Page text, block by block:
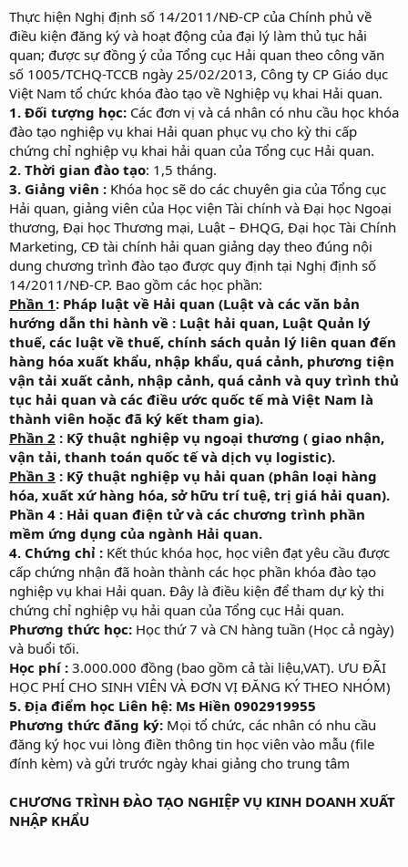
Thực hiện Nghị định số 14/2011/NĐ-CP của Chính phủ về
điều kiện đăng ký và hoạt động của đại lý làm thủ tục hải
quan; được sự đồng ý của Tổng cục Hải quan theo công văn
số 1005/TCHQ-TCCB ngày 25/02/2013, Công ty CP Giáo dục
Việt Nam tổ chức khóa đào tạo về Nghiệp vụ khai Hải quan.
1. Đối tượng học: Các đơn vị và cá nhân có nhu cầu học khóa
đào tạo nghiệp vụ khai Hải quan phục vụ cho kỳ thi cấp
chứng chỉ nghiệp vụ khai hải quan của Tổng cục Hải quan.
2. Thời gian đào tạo: 1,5 tháng.
3. Giảng viên : Khóa học sẽ do các chuyên gia của Tổng cục
Hải quan, giảng viên của Học viện Tài chính và Đại học Ngoại
thương, Đại học Thương mại, Luật – ĐHQG, Đại học Tài Chính
Marketing, CĐ tài chính hải quan giảng dạy theo đúng nội
dung chương trình đào tạo được quy định tại Nghị định số
14/2011/NĐ-CP. Bao gồm các học phần:
Phần 1: Pháp luật về Hải quan (Luật và các văn bản
hướng dẫn thi hành về : Luật hải quan, Luật Quản lý
thuế, các luật về thuế, chính sách quản lý liên quan đến
hàng hóa xuất khẩu, nhập khẩu, quá cảnh, phương tiện
vận tải xuất cảnh, nhập cảnh, quá cảnh và quy trình thủ
tục hải quan và các điều ước quốc tế mà Việt Nam là
thành viên hoặc đã ký kết tham gia).
Phần 2 : Kỹ thuật nghiệp vụ ngoại thương ( giao nhận,
vận tải, thanh toán quốc tế và dịch vụ logistic).
Phần 3 : Kỹ thuật nghiệp vụ hải quan (phân loại hàng
hóa, xuất xứ hàng hóa, sở hữu trí tuệ, trị giá hải quan).
Phần 4 : Hải quan điện tử và các chương trình phần
mềm ứng dụng của ngành Hải quan.
4. Chứng chỉ : Kết thúc khóa học, học viên đạt yêu cầu được
cấp chứng nhận đã hoàn thành các học phần khóa đào tạo
nghiệp vụ khai Hải quan. Đây là điều kiện để tham dự kỳ thi
chứng chỉ nghiệp vụ hải quan của Tổng cục Hải quan.
Phương thức học: Học thứ 7 và CN hàng tuần (Học cả ngày)
và buổi tối.
Học phí : 3.000.000 đồng (bao gồm cả tài liệu,VAT). ƯU ĐÃI
HỌC PHÍ CHO SINH VIÊN VÀ ĐƠN VỊ ĐĂNG KÝ THEO NHÓM)
5. Địa điểm học Liên hệ: Ms Hiền 0902919955
Phương thức đăng ký: Mọi tổ chức, các nhân có nhu cầu
đăng ký học vui lòng điền thông tin học viên vào mẫu (file
đính kèm) và gửi trước ngày khai giảng cho trung tâm
CHƯƠNG TRÌNH ĐÀO TẠO NGHIỆP VỤ KINH DOANH XUẤT
NHẬP KHẨU